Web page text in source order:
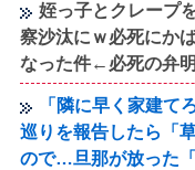
姪っ子とクレープ
察沙汰にｗ必死にか
なった件←必死の弁
「隣に早く家建て
巡りを報告したら「
ので…旦那が放った